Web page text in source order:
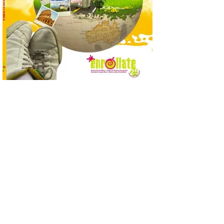
propietarios para exigirles medidas
inmediatas que frenen el deterioro y el
riesgo de colapso. Los procuradores de
Unión del Pueblo […]
La Universidad de León
distribuye folletos con la
programación del evento